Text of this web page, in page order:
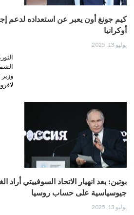
كيم جونغ أون يعبر عن استعداده لدعم
أوكرانيا
يوليو 13, 2025
بوتين: بعد انهيار الاتحاد السوفييتي أراد
جيوسياسية على حساب روسيا
يوليو 13, 2025